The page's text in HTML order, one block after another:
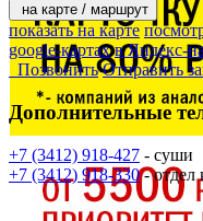
на карте / маршрут
показать на карте
google-картах в Яндекс-
Позвонить Отправить
Дополнительные
+7 (3412) 918-427 - суши
+7 (3412) 918-330- отдел